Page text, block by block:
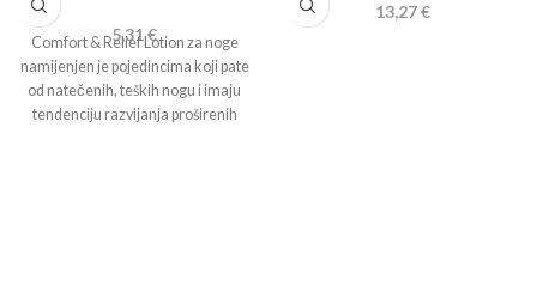
5,31€
Comfort & Relief Lotion za noge
namijenjen je pojedincima koji pate
od natečenih, teških nogu i imaju
tendenciju razvijanja proširenih
13,27€